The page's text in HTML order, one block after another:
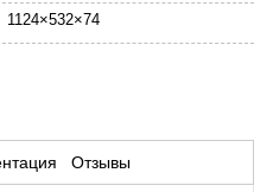
1124×532×74
Отзывы